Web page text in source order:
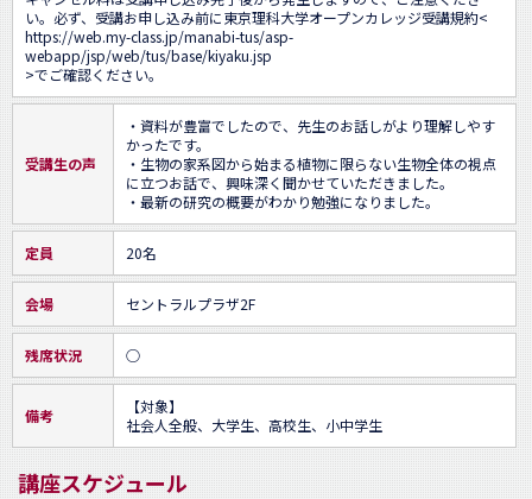
い。必ず、受講お申し込み前に東京理科大学オープンカレッジ受講規約<
https://web.my-class.jp/manabi-tus/asp-
webapp/jsp/web/tus/base/kiyaku.jsp
>でご確認ください。
受講生の声
・資料が豊富でしたので、先生のお話しがより理解しやす
かったです。
・生物の家系図から始まる植物に限らない生物全体の視点
に立つお話で、興味深く聞かせていただきました。
・最新の研究の概要がわかり勉強になりました。
定員 20名
会場 セントラルプラザ2F
残席状況 ○
備考
【対象】
社会人全般、大学生、高校生、小中学生
講座スケジュール